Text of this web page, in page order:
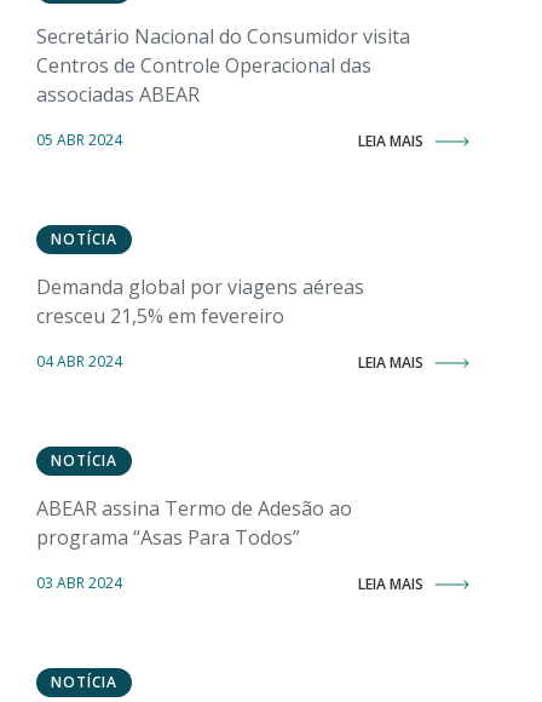
Secretário Nacional do Consumidor visita
Centros de Controle Operacional das
associadas ABEAR
05 ABR 2024 LEIA MAIS
NOTÍCIA
Demanda global por viagens aéreas
cresceu 21,5% em fevereiro
04 ABR 2024 LEIA MAIS
NOTÍCIA
ABEAR assina Termo de Adesão ao
programa “Asas Para Todos”
03 ABR 2024 LEIA MAIS
NOTÍCIA